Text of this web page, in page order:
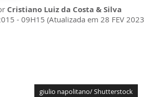
Cristiano Luiz da Costa & Silva
- 09H15 (Atualizada em 28 FEV 2023
giulio napolitano/ Shutterstock